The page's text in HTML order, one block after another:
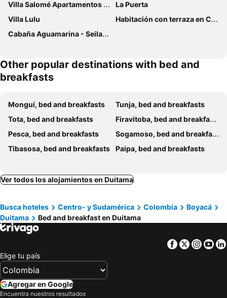
Villa Salomé Apartamentos Turísticos
La Puerta
Villa Lulu
Habitación con terraza en Casa SanTelmo Paipa
Cabaña Aguamarina - Seilan Alojamiento Rural
Other popular destinations with bed and
breakfasts
Monguí, bed and breakfasts
Tunja, bed and breakfasts
Tota, bed and breakfasts
Firavitoba, bed and breakfasts
Pesca, bed and breakfasts
Sogamoso, bed and breakfasts
Tibasosa, bed and breakfasts
Paipa, bed and breakfasts
Ver todos los alojamientos en Duitama
Busca hoteles Centro- y Sudamérica Colombia
Boyacá
Duitama
Bed and breakfast en Duitama
Facebook
Twitter
Elige tu país
Agregar en Google
Encuentra nuestros resultados